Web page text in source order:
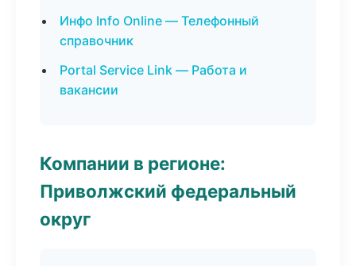
Инфо Info Online — Телефонный
справочник
Portal Service Link — Работа и
вакансии
Компании в регионе:
Приволжский федеральный
округ